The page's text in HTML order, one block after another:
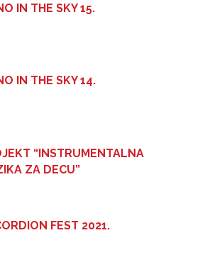
IN THE SKY 15.
IN THE SKY 14.
“INSTRUMENTALNA
ZA DECU”
FEST 2021.